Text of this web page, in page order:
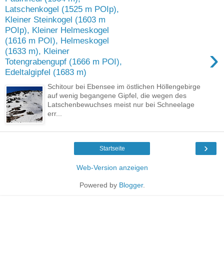
Latschenkogel (1525 m POIp),
Kleiner Steinkogel (1603 m
POIp), Kleiner Helmeskogel
(1616 m POI), Helmeskogel
(1633 m), Kleiner
Totengrabengupf (1666 m POI),
Edeltalgipfel (1683 m)
›
Schitour bei Ebensee im östlichen Höllengebirge
auf wenig begangene Gipfel, die wegen des
Latschenbewuchses meist nur bei Schneelage
err...
›
Startseite
Web-Version anzeigen
Powered by Blogger.